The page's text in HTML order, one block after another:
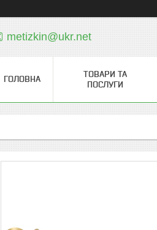
metizkin@ukr.net
ГОЛОВНА
ТОВАРИ ТА
ПОСЛУГИ